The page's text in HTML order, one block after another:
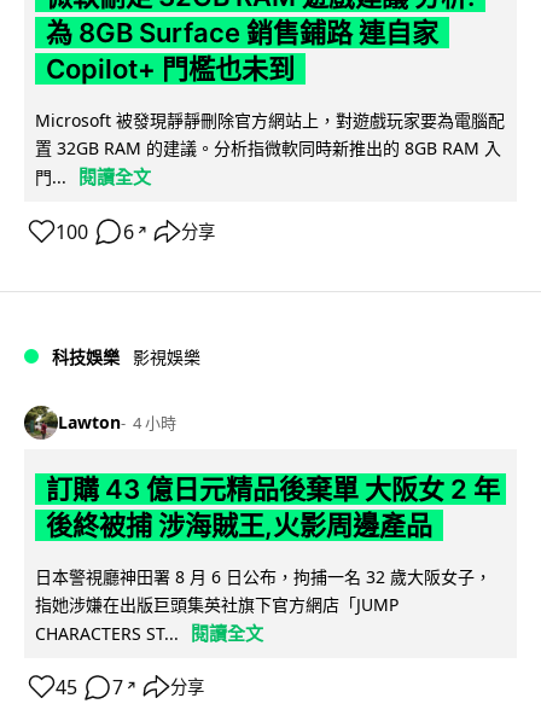
為 8GB Surface 銷售鋪路 連自家
Copilot+ 門檻也未到
Microsoft 被發現靜靜刪除官方網站上，對遊戲玩家要為電腦配
置 32GB RAM 的建議。分析指微軟同時新推出的 8GB RAM 入
門...
閱讀全文
100 6 ↗ 分享
科技娛樂 影視娛樂
Lawton 4 小時
訂購 43 億日元精品後棄單 大阪女 2 年
後終被捕 涉海賊王,火影周邊產品
日本警視廳神田署 8 月 6 日公布，拘捕一名 32 歲大阪女子，
指她涉嫌在出版巨頭集英社旗下官方網店「JUMP
CHARACTERS ST...
閱讀全文
45 7 ↗ 分享